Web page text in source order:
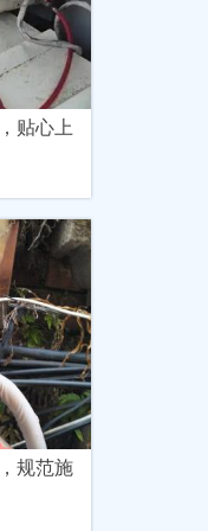
贴心上
规范施